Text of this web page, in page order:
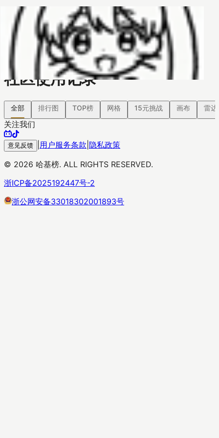
哈基榜
搜索
创建模板
返回模版
社区使用记录
全部 排行图 TOP榜 网格 15元挑战 画布 雷达
关注我们
意见反馈 用户服务条款 隐私政策
© 2026 哈基榜. ALL RIGHTS RESERVED.
浙ICP备2025192447号-2
浙公网安备33018302001893号